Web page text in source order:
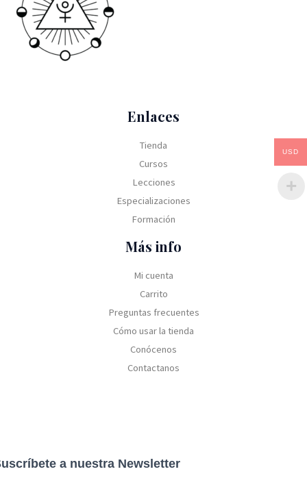
Enlaces
Tienda
Cursos
Lecciones
Especializaciones
Formación
Más info
Mi cuenta
Carrito
Preguntas frecuentes
Cómo usar la tienda
Conócenos
Contactanos
a nuestra Newsletter
USD